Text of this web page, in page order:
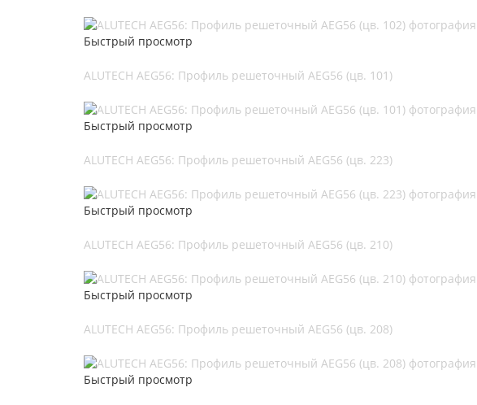
Быстрый просмотр
ALUTECH AEG56: Профиль решеточный AEG56 (цв. 101)
Быстрый просмотр
ALUTECH AEG56: Профиль решеточный AEG56 (цв. 223)
Быстрый просмотр
ALUTECH AEG56: Профиль решеточный AEG56 (цв. 210)
Быстрый просмотр
ALUTECH AEG56: Профиль решеточный AEG56 (цв. 208)
Быстрый просмотр